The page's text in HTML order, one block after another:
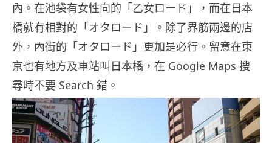
內。在池袋有女性向的「乙女ロード」，而在日本
橋就有相對的「オタロード」。除了界筋兩邊的店
外，內街的「オタロード」更加是必行。留意在東
京也有地方及車站叫日本橋，在 Google Maps 搜
尋時不要 Search 錯。